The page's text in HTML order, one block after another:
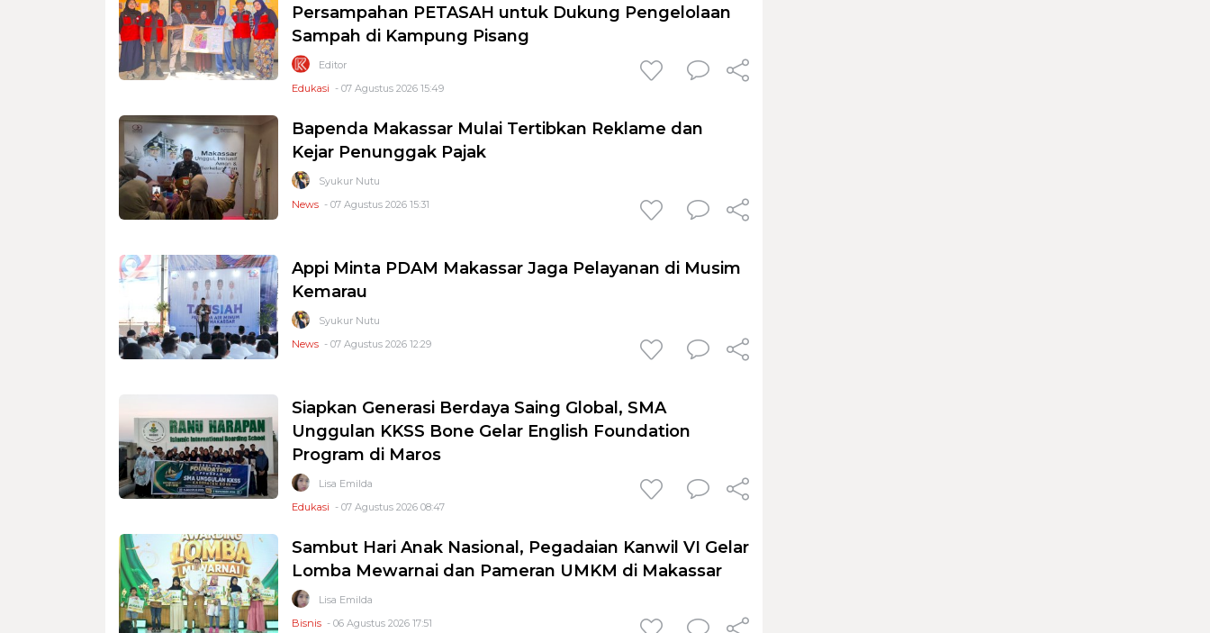
Persampahan PETASAH untuk Dukung Pengelolaan
Sampah di Kampung Pisang
Editor
Edukasi - 07 Agustus 2026 15:49
Bapenda Makassar Mulai Tertibkan Reklame dan
Kejar Penunggak Pajak
Syukur Nutu
News - 07 Agustus 2026 15:31
Appi Minta PDAM Makassar Jaga Pelayanan di Musim
Kemarau
Syukur Nutu
News - 07 Agustus 2026 12:29
Siapkan Generasi Berdaya Saing Global, SMA
Unggulan KKSS Bone Gelar English Foundation
Program di Maros
Lisa Emilda
Edukasi - 07 Agustus 2026 08:47
Sambut Hari Anak Nasional, Pegadaian Kanwil VI Gelar
Lomba Mewarnai dan Pameran UMKM di Makassar
Lisa Emilda
Bisnis - 06 Agustus 2026 17:51